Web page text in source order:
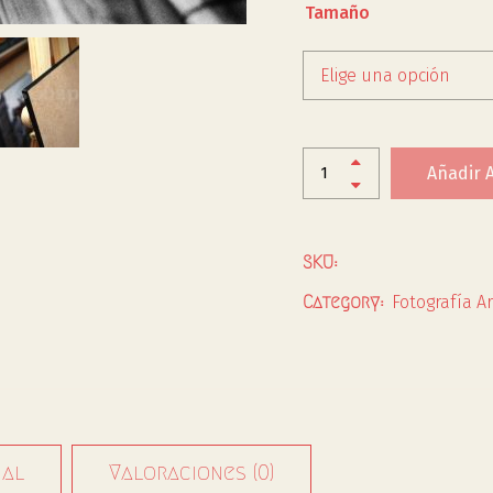
Tamaño
Elige una opción
Añadir
SKU:
Category: Fotografía
Valoraciones (0)